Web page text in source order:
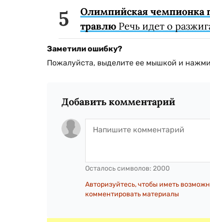
Олимпийская чемпионка
травлю Речь идет о
Заметили ошибку?
Пожалуйста, выделите ее мышкой и
Добавить комментарий
Осталось символов: 2000
Авторизуйтесь, чтобы иметь
комментировать материалы